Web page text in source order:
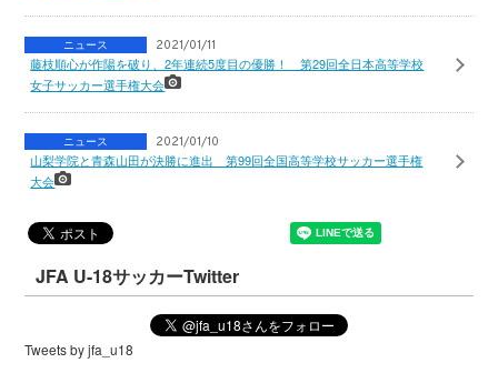
ニュース 2021/01/11
藤枝順心が作陽を破り、2年連続5度目の優勝！ 第29回全日本高等学校
女子サッカー選手権大会
ニュース 2021/01/10
山梨学院と青森山田が決勝に進出 第99回全国高等学校サッカー選手権
大会
JFA U-18サッカーTwitter
Tweets by jfa_u18